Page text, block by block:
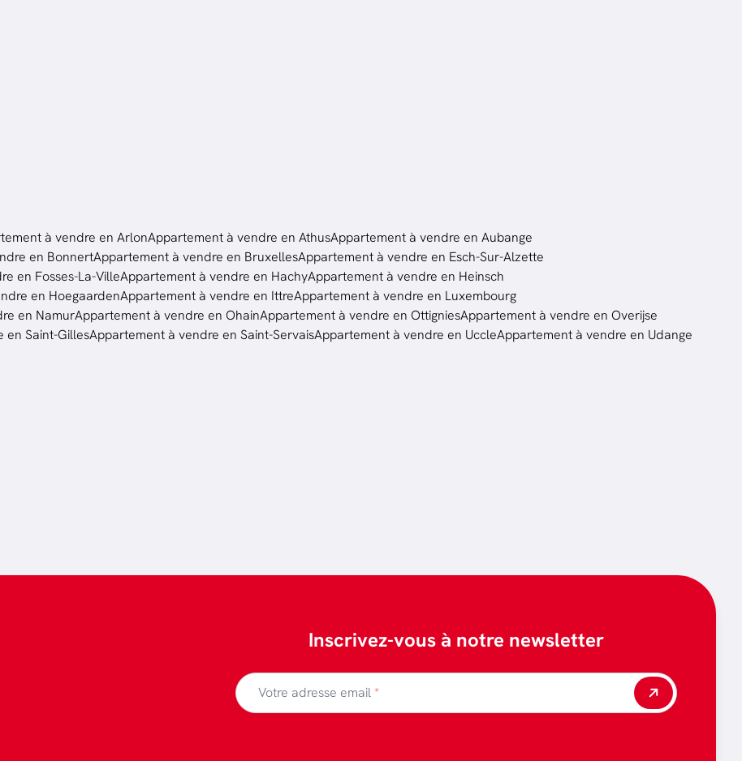
à vendre en ArlonAppartement à vendre en AthusAppartement à vendre en Aubange
en BonnertAppartement à vendre en BruxellesAppartement à vendre en Esch-Sur-Alzette
en Fosses-La-VilleAppartement à vendre en HachyAppartement à vendre en Heinsch
en HoegaardenAppartement à vendre en IttreAppartement à vendre en Luxembourg
en NamurAppartement à vendre en OhainAppartement à vendre en OttigniesAppartement à vendre en Overijse
en Saint-GillesAppartement à vendre en Saint-ServaisAppartement à vendre en UccleAppartement à vendre en Udange
Inscrivez-vous à notre newsletter
Votre adresse email*